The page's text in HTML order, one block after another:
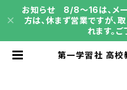
お知らせ 8/8～16は、メー
方は、休まず営業ですが、
れます。ご
第一学習社 高校教科書 高等学校